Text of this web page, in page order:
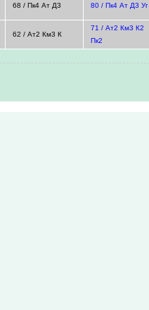
68 / Пк4 Ат Д3 80 / Пк4 Ат Д3 Уг
62 / Ат2 Км3 К
71 / Ат2 Км3 К2
Пк2